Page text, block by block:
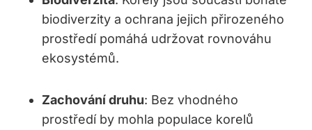
biodiverzity a ochrana jejich přirozeného
prostředí pomáhá udržovat rovnováhu
ekosystémů.
Zachování druhu: Bez vhodného
prostředí by mohla populace korelů